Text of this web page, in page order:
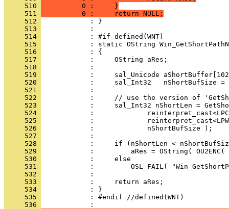
     510
          0 :     }
     511
          0 :     return NULL;
     512
     513
     514
     515
     516
     517
     518
     519
     520
     521
     522
     523
     524
     525
     526
     527
     528
     529
     530
     531
     532
     533
     534
     535
            : #endif //defined(WNT)
     536